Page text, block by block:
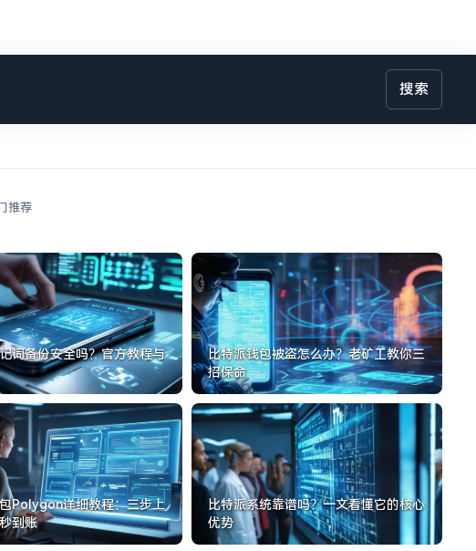
搜索
推荐
词备份安全吗？官方教程与
比特派钱包被盗怎么办？老矿工教你三
招保命
Polygon详细教程：三步上
到账
比特派系统靠谱吗？一文看懂它的核心
优势